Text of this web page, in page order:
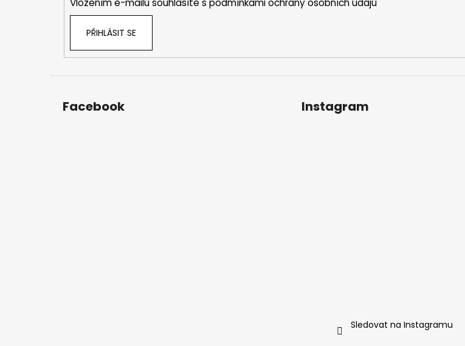
Vložením e-mailu souhlasíte s podmínkami ochrany osobních údajů
PŘIHLÁSIT SE
Facebook Instagram
Sledovat na Instagramu